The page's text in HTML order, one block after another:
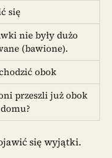
się
nie były dużo
(bawione).
obok
przeszli już obok
się wyjątki.